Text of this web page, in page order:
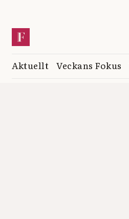
Aktuellt Veckans Fokus